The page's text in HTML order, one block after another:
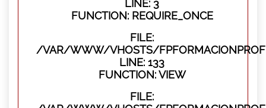
LINE: 3
FUNCTION: REQUIRE_ONCE
FILE:
/VAR/WWW/VHOSTS/
LINE: 133
FUNCTION: VIEW
FILE: